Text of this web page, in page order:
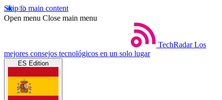
Skip to main content
Open menu Close main menu
TechRadar Los
mejores consejos tecnológicos en un solo lugar
ES Edition